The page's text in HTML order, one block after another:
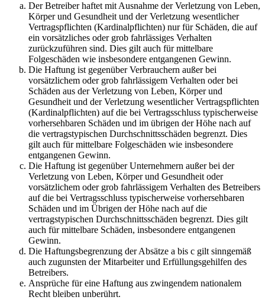
Der Betreiber haftet mit Ausnahme der Verletzung von Leben,
Körper und Gesundheit und der Verletzung wesentlicher
Vertragspflichten (Kardinalpflichten) nur für Schäden, die auf
ein vorsätzliches oder grob fahrlässiges Verhalten
zurückzuführen sind. Dies gilt auch für mittelbare
Folgeschäden wie insbesondere entgangenen Gewinn.
Die Haftung ist gegenüber Verbrauchern außer bei
vorsätzlichem oder grob fahrlässigem Verhalten oder bei
Schäden aus der Verletzung von Leben, Körper und
Gesundheit und der Verletzung wesentlicher Vertragspflichten
(Kardinalpflichten) auf die bei Vertragsschluss typischerweise
vorhersehbaren Schäden und im übrigen der Höhe nach auf
die vertragstypischen Durchschnittsschäden begrenzt. Dies
gilt auch für mittelbare Folgeschäden wie insbesondere
entgangenen Gewinn.
Die Haftung ist gegenüber Unternehmern außer bei der
Verletzung von Leben, Körper und Gesundheit oder
vorsätzlichem oder grob fahrlässigem Verhalten des Betreibers
auf die bei Vertragsschluss typischerweise vorhersehbaren
Schäden und im Übrigen der Höhe nach auf die
vertragstypischen Durchschnittsschäden begrenzt. Dies gilt
auch für mittelbare Schäden, insbesondere entgangenen
Gewinn.
Die Haftungsbegrenzung der Absätze a bis c gilt sinngemäß
auch zugunsten der Mitarbeiter und Erfüllungsgehilfen des
Betreibers.
Ansprüche für eine Haftung aus zwingendem nationalem
Recht bleiben unberührt.